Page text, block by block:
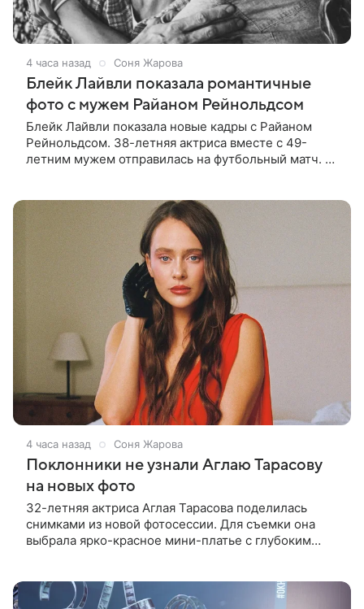
4 часа назад Соня Жарова
Блейк Лайвли показала романтичные
фото с мужем Райаном Рейнольдсом
Блейк Лайвли показала новые кадры с Райаном
Рейнольдсом. 38-летняя актриса вместе с 49-
летним мужем отправилась на футбольный матч. На
4 часа назад Соня Жарова
Поклонники не узнали Аглаю Тарасову
на новых фото
32-летняя актриса Аглая Тарасова поделилась
снимками из новой фотосессии. Для съемки она
выбрала ярко-красное мини-платье с глубоким